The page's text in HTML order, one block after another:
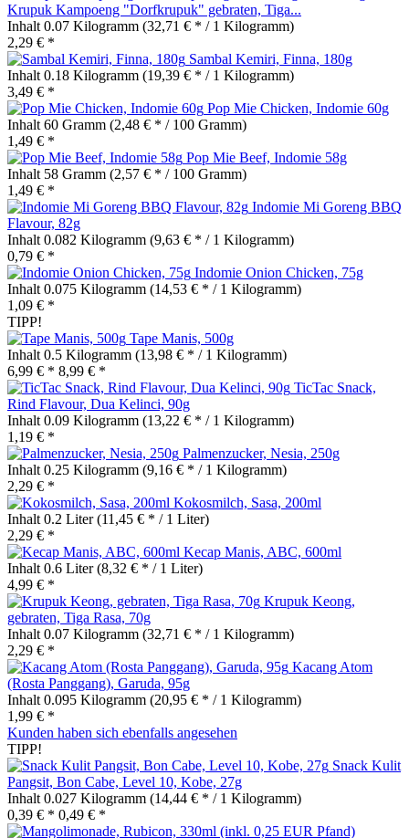
Krupuk Kampoeng "Dorfkrupuk" gebraten, Tiga...
Inhalt 0.07 Kilogramm (32,71 € * / 1 Kilogramm)
2,29 € *
Sambal Kemiri, Finna, 180g
Inhalt 0.18 Kilogramm (19,39 € * / 1 Kilogramm)
3,49 € *
Pop Mie Chicken, Indomie 60g
Inhalt 60 Gramm (2,48 € * / 100 Gramm)
1,49 € *
Pop Mie Beef, Indomie 58g
Inhalt 58 Gramm (2,57 € * / 100 Gramm)
1,49 € *
Indomie Mi Goreng BBQ
Flavour, 82g
Inhalt 0.082 Kilogramm (9,63 € * / 1 Kilogramm)
0,79 € *
Indomie Onion Chicken, 75g
Inhalt 0.075 Kilogramm (14,53 € * / 1 Kilogramm)
1,09 € *
TIPP!
Tape Manis, 500g
Inhalt 0.5 Kilogramm (13,98 € * / 1 Kilogramm)
6,99 € * 8,99 € *
TicTac Snack,
Rind Flavour, Dua Kelinci, 90g
Inhalt 0.09 Kilogramm (13,22 € * / 1 Kilogramm)
1,19 € *
Palmenzucker, Nesia, 250g
Inhalt 0.25 Kilogramm (9,16 € * / 1 Kilogramm)
2,29 € *
Kokosmilch, Sasa, 200ml
Inhalt 0.2 Liter(11,45 € * / 1 Liter)
2,29 € *
Kecap Manis, ABC, 600ml
Inhalt 0.6 Liter(8,32 € * / 1 Liter)
4,99 € *
Krupuk Keong,
gebraten, Tiga Rasa, 70g
Inhalt 0.07 Kilogramm (32,71 € * / 1 Kilogramm)
2,29 € *
Kacang Atom
(Rosta Panggang), Garuda, 95g
Inhalt 0.095 Kilogramm (20,95 € * / 1 Kilogramm)
1,99 € *
Kunden haben sich ebenfalls angesehen
TIPP!
Snack Kulit
Pangsit, Bon Cabe, Level 10, Kobe, 27g
Inhalt 0.027 Kilogramm (14,44 € * / 1 Kilogramm)
0,39 € * 0,49 € *